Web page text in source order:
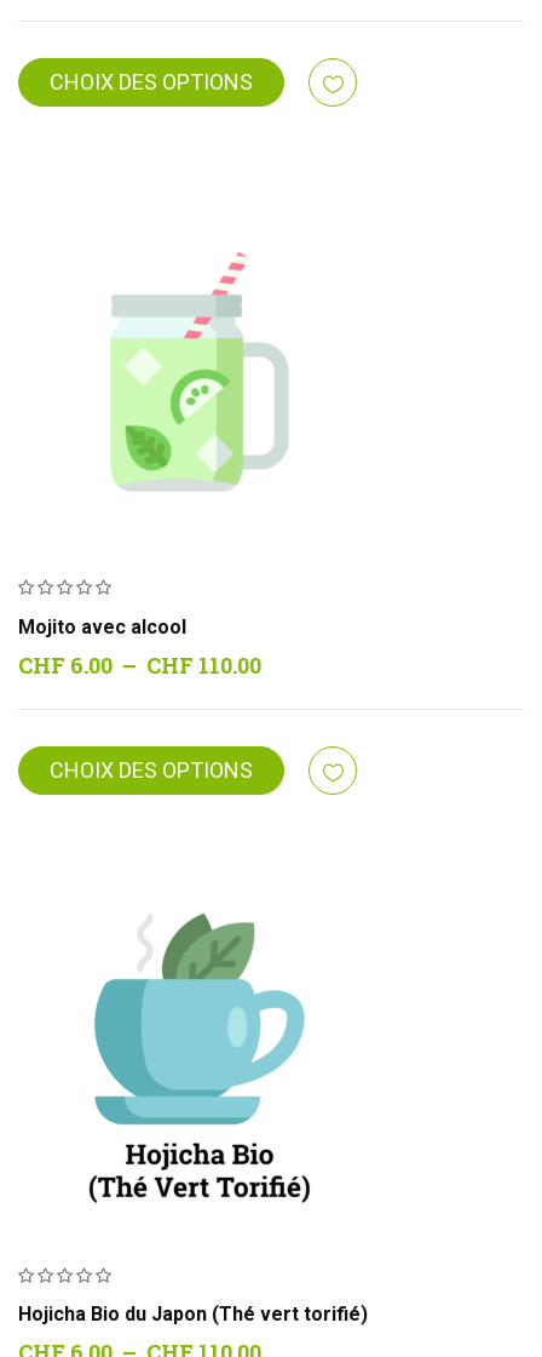
CHF 6.00
CHOIX DES OPTIONS
Mojito avec alcool
CHF 6.00 – CHF 110.00Plage
CHF 6.00
CHOIX DES OPTIONS
Hojicha Bio du Japon (Thé vert torifié)